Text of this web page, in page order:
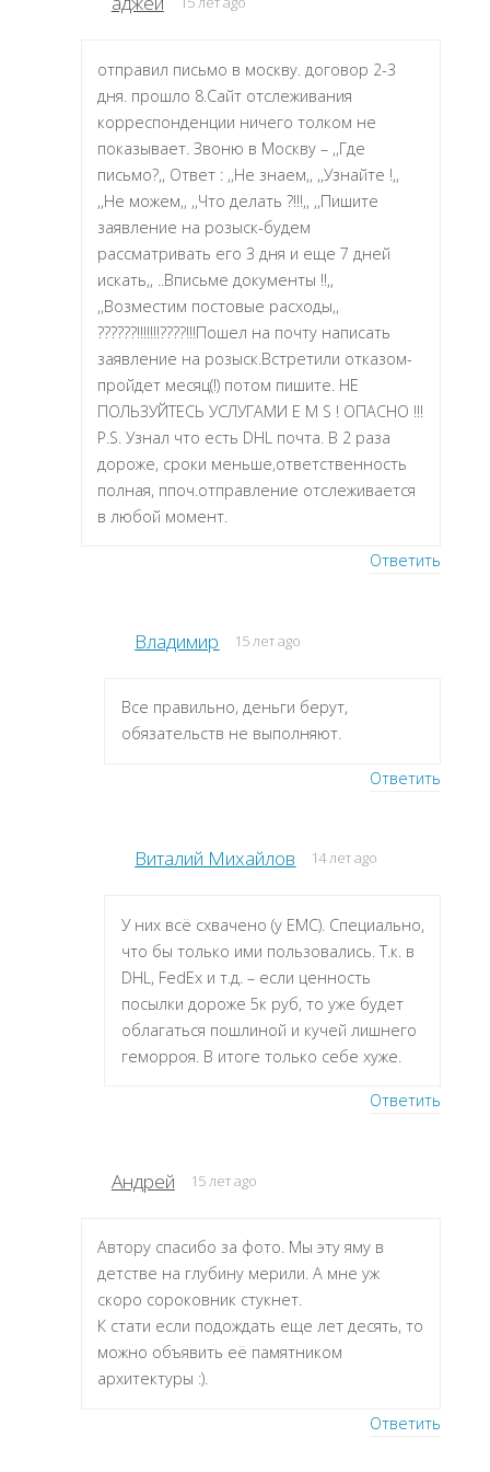
отправил письмо в москву. договор 2-3
дня. прошло 8.Сайт отслеживания
корреспонденции ничего толком не
показывает. Звоню в Москву – ,,Где
письмо?,, Ответ : ,,Не знаем,, ,,Узнайте !,,
,,Не можем,, ,,Что делать ?!!!,, ,,Пишите
заявление на розыск-будем
рассматривать его 3 дня и еще 7 дней
искать,, ..Вписьме документы !!,,
,,Возместим постовые расходы,,
??????!!!!!!!????!!!Пошел на почту написать
заявление на розыск.Встретили отказом-
пройдет месяц(!) потом пишите. НЕ
ПОЛЬЗУЙТЕСЬ УСЛУГАМИ E M S ! ОПАСНО !!!
P.S. Узнал что есть DHL почта. В 2 раза
дороже, сроки меньше,ответственность
полная, ппоч.отправление отслеживается
в любой момент.
Ответить
Владимир 15 лет ago
Все правильно, деньги берут,
обязательств не выполняют.
Ответить
Виталий Михайлов 14 лет ago
У них всё схвачено (у ЕМС). Специально,
что бы только ими пользовались. Т.к. в
DHL, FedEx и т.д. – если ценность
посылки дороже 5к руб, то уже будет
облагаться пошлиной и кучей лишнего
геморроя. В итоге только себе хуже.
Ответить
Андрей 15 лет ago
Автору спасибо за фото. Мы эту яму в
детстве на глубину мерили. А мне уж
скоро сороковник стукнет.
К стати если подождать еще лет десять, то
можно объявить её памятником
архитектуры :).
Ответить